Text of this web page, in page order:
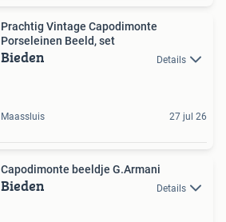
Prachtig Vintage Capodimonte
Porseleinen Beeld, set
Bieden Details
Maassluis 27 jul 26
Capodimonte beeldje G.Armani
Bieden Details